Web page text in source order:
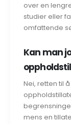
over en
studier eller
omfattende
Kan man
Nei, retten til
mens en